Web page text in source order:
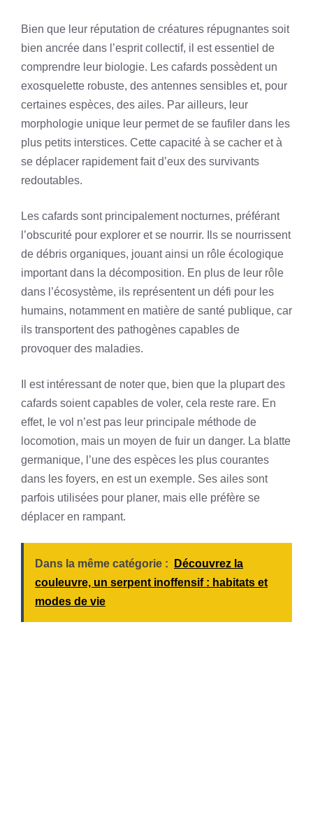
Bien que leur réputation de créatures répugnantes soit
bien ancrée dans l’esprit collectif, il est essentiel de
comprendre leur biologie. Les cafards possèdent un
exosquelette robuste, des antennes sensibles et, pour
certaines espèces, des ailes. Par ailleurs, leur
morphologie unique leur permet de se faufiler dans les
plus petits interstices. Cette capacité à se cacher et à
se déplacer rapidement fait d’eux des survivants
redoutables.
Les cafards sont principalement nocturnes, préférant
l’obscurité pour explorer et se nourrir. Ils se nourrissent
de débris organiques, jouant ainsi un rôle écologique
important dans la décomposition. En plus de leur rôle
dans l’écosystème, ils représentent un défi pour les
humains, notamment en matière de santé publique, car
ils transportent des pathogènes capables de
provoquer des maladies.
Il est intéressant de noter que, bien que la plupart des
cafards soient capables de voler, cela reste rare. En
effet, le vol n’est pas leur principale méthode de
locomotion, mais un moyen de fuir un danger. La blatte
germanique, l’une des espèces les plus courantes
dans les foyers, en est un exemple. Ses ailes sont
parfois utilisées pour planer, mais elle préfère se
déplacer en rampant.
Dans la même catégorie :
Découvrez la
couleuvre, un serpent inoffensif : habitats et
modes de vie